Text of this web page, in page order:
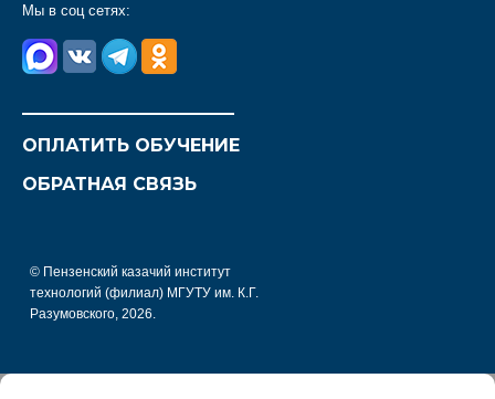
Мы в соц сетях:
ОПЛАТИТЬ ОБУЧЕНИЕ
ОБРАТНАЯ СВЯЗЬ
© Пензенский казачий институт
технологий (филиал) МГУТУ им. К.Г.
Разумовского, 2026.